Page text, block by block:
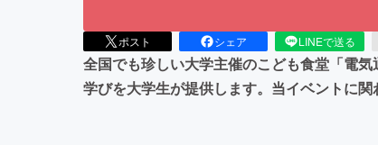
ポスト シェア LINEで送る
全国でも珍しい大学主催のこども食堂「電
学びを大学生が提供します。当イベントに